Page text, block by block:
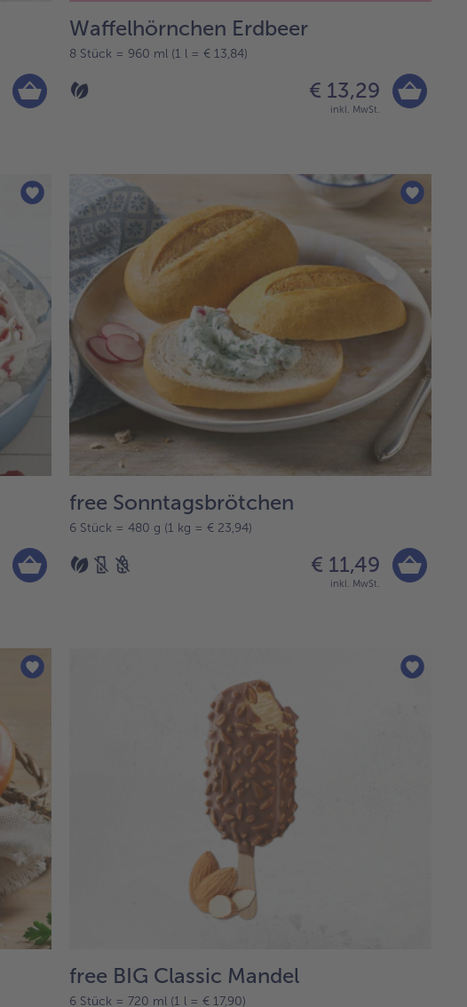
Waffelhörnchen Erdbeer
8 Stück = 960 ml (1 l = € 13,84)
€ 13,29
inkl. MwSt.
free Sonntagsbrötchen
6 Stück = 480 g (1 kg = € 23,94)
€ 11,49
inkl. MwSt.
free BIG Classic Mandel
6 Stück = 720 ml (1 l = € 17,90)